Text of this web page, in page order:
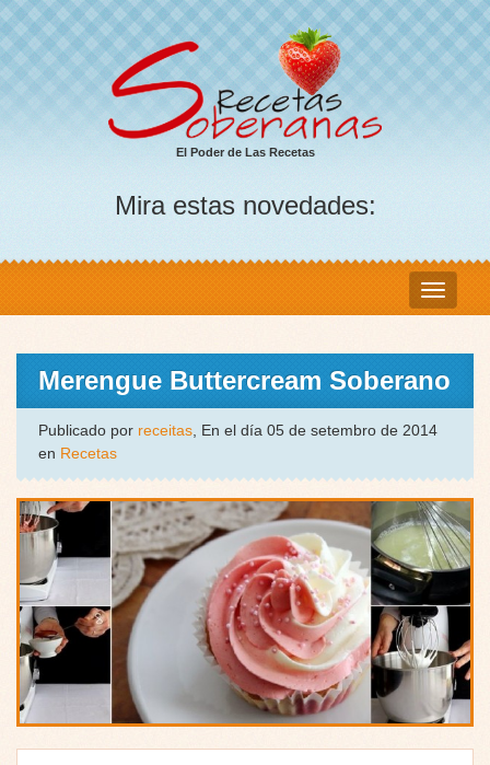
El Poder de Las Recetas
Mira estas novedades:
Merengue Buttercream Soberano
Publicado por receitas, En el día 05 de setembro de 2014
en Recetas